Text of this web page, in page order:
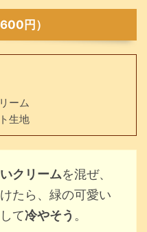
円）
ーム
生地
クリームを混ぜ、
たら、緑の可愛い
て冷やそう 。